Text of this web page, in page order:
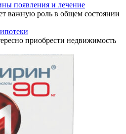
появления и лечение
важную роль в общем состоянии
приобрести недвижимость